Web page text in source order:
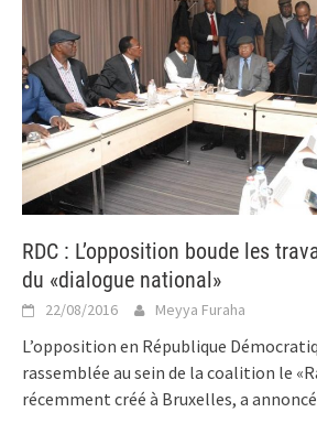
RDC : L’opposition boude les
du «dialogue national»
22/08/2016 Meyya Furaha
L’opposition en République
rassemblée au sein de la coalition le
récemment créé à Bruxelles, a